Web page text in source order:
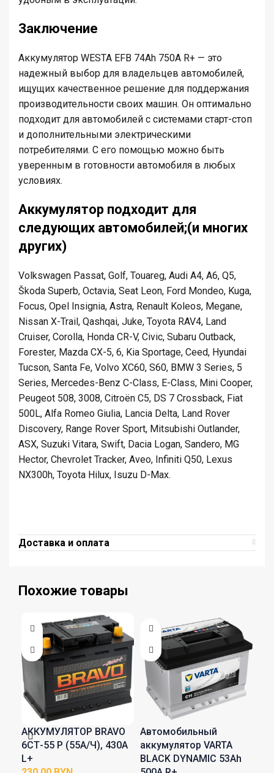
Заключение
Аккумулятор WESTA EFB 74Ah 750A R+ — это
надежный выбор для владельцев автомобилей,
ищущих качественное решение для поддержания
производительности своих машин. Он оптимально
подходит для автомобилей с системами старт-стоп
и дополнительными электрическими
потребителями. С его помощью можно быть
уверенным в готовности автомобиля в любых
условиях.
Аккумулятор подходит для
следующих автомобилей;(и многих
других)
Volkswagen Passat, Golf, Touareg, Audi A4, A6, Q5,
Škoda Superb, Octavia, Seat Leon, Ford Mondeo, Kuga,
Focus, Opel Insignia, Astra, Renault Koleos, Megane,
Nissan X-Trail, Qashqai, Juke, Toyota RAV4, Land
Cruiser, Corolla, Honda CR-V, Civic, Subaru Outback,
Forester, Mazda CX-5, 6, Kia Sportage, Ceed, Hyundai
Tucson, Santa Fe, Volvo XC60, S60, BMW 3 Series, 5
Series, Mercedes-Benz C-Class, E-Class, Mini Cooper,
Peugeot 508, 3008, Citroën C5, DS 7 Crossback, Fiat
500L, Alfa Romeo Giulia, Lancia Delta, Land Rover
Discovery, Range Rover Sport, Mitsubishi Outlander,
ASX, Suzuki Vitara, Swift, Dacia Logan, Sandero, MG
Hector, Chevrolet Tracker, Aveo, Infiniti Q50, Lexus
NX300h, Toyota Hilux, Isuzu D-Max.
Доставка и оплата
Похожие товары
АККУМУЛЯТОР BRAVO
6СТ-55 Р (55А/Ч), 430A
L+
Автомобильный
аккумулятор VARTA
BLACK DYNAMIC 53Ah